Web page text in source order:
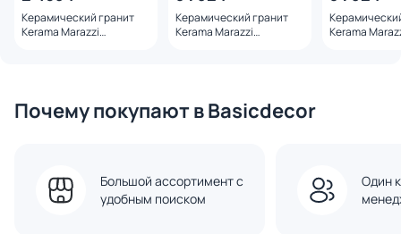
Керамический гранит
Kerama Marazzi
Керамический гранит
Kerama Marazzi
Kerama
Почему покупают в Basicdecor
Большой ассортимент с
удобным поиском
Один